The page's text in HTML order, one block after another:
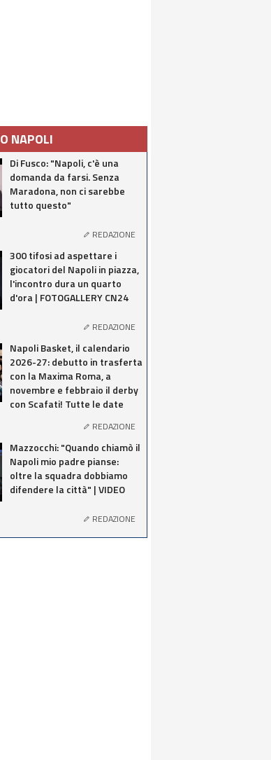
NAPOLI
Di Fusco: "Napoli, c'è una
domanda da farsi. Senza
Maradona, non ci sarebbe
tutto questo"
REDAZIONE
300 tifosi ad aspettare i
giocatori del Napoli in piazza,
l'incontro dura un quarto
d'ora | FOTOGALLERY CN24
REDAZIONE
Napoli Basket, il calendario
2026-27: debutto in trasferta
con la Maxima Roma, a
novembre e febbraio il derby
con Scafati! Tutte le date
REDAZIONE
Mazzocchi: "Quando chiamò il
Napoli mio padre pianse:
oltre la squadra dobbiamo
difendere la città" | VIDEO
REDAZIONE